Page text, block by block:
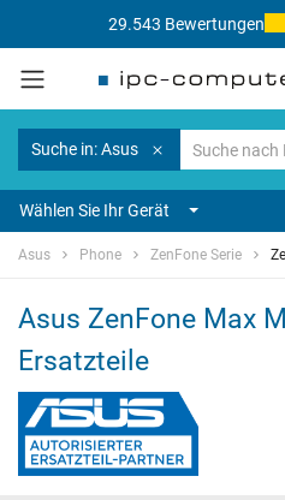
29.543 Bewertungen
Suche in: Asus
Wählen Sie Ihr Gerät
Asus Phone ZenFone Serie
Asus ZenFone Max
Ersatzteile